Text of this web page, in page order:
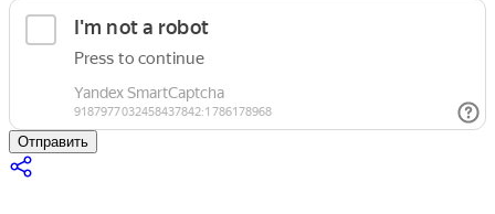
Отправить